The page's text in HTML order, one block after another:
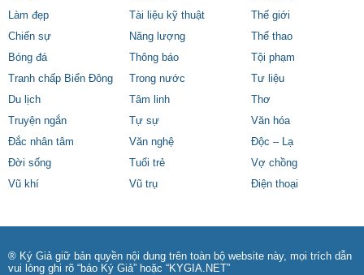
Làm đẹp
Tài liệu kỹ thuật
Thế giới
Chiến sự
Năng lượng
Thể thao
Bóng đá
Thông báo
Tội phạm
Tranh chấp Biển Đông
Trong nước
Tư liệu
Du lịch
Tâm linh
Thơ
Truyện ngắn
Tự sự
Văn hóa
Đắc nhân tâm
Văn nghệ
Độc – Lạ
Đời sống
Tuổi trẻ
Vợ chồng
Vũ khí
Vũ trụ Điện thoại
® Ký Giả giữ bản quyền nội dung trên toàn bộ website này, mọi trích dẫn
vui lòng ghi rõ “báo Ký Giả” hoặc “KYGIA.NET”